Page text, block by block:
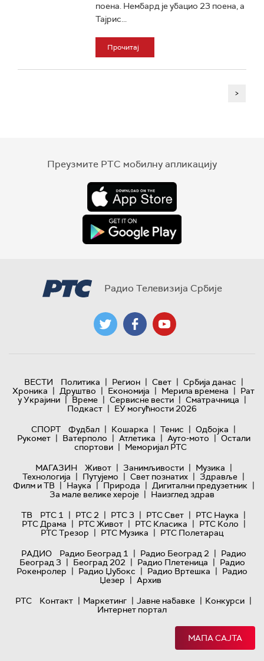
поена. Нембард је убацио 23 поена, а
Тајрис...
Прочитај
>
Преузмите РТС мобилну апликацију
Радио Телевизија Србије
ВЕСТИ Политика | Регион | Свет | Србија данас |
Хроника | Друштво | Економија | Мерила времена | Рат
у Украјини | Време | Сервисне вести | Сматрачница |
Подкаст | ЕУ могућности 2026
СПОРТ
Фудбал | Кошарка | Тенис | Одбојка |
Рукомет | Ватерполо | Атлетика | Ауто-мото | Остали
спортови | Меморијал РТС
МАГАЗИН
Живот | Занимљивости | Музика |
Технологијa | Путујемо | Свет познатих | Здравље |
Филм и ТВ | Наука | Природа | Дигитални предузетник |
За мале велике хероје | Наизглед здрав
ТВ
РТС 1 | РТС 2 | РТС 3 | РТС Свет | РТС Наука |
РТС Драма | РТС Живот | РТС Класика | РТС Коло |
РТС Трезор | РТС Музика | РТС Полетарац
РАДИО
Радио Београд 1 | Радио Београд 2 | Радио
Београд 3 | Београд 202 | Радио Плетеница | Радио
Рокенролер | Радио Џубокс | Радио Вртешка | Радио
Џезер | Архив
РТС
Контакт | Маркетинг | Јавне набавке | Конкурси |
Интернет портал
МАПА САЈТА